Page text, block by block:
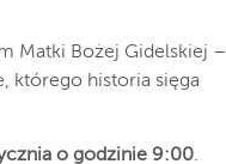
Matki Bożej Gidelskiej –
którego historia sięga
o godzinie 9:00.